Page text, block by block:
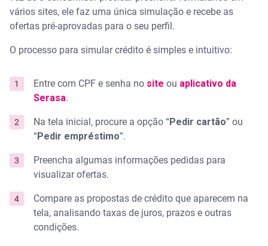
vários sites, ele faz uma única simulação e recebe as
ofertas pré-aprovadas para o seu perfil.
O processo para simular crédito é simples e intuitivo:
Entre com CPF e senha no site ou aplicativo da
Serasa.
Na tela inicial, procure a opção “Pedir cartão” ou
“Pedir empréstimo”.
Preencha algumas informações pedidas para
visualizar ofertas.
Compare as propostas de crédito que aparecem na
tela, analisando taxas de juros, prazos e outras
condições.